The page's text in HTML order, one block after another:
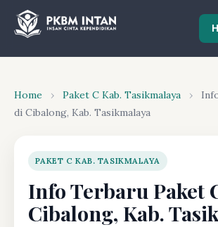
Home › Paket C Kab. Tasikmalaya ›
di Cibalong, Kab. Tasikmalaya
PAKET C KAB. TASIKMALAYA
Info Terbaru Paket
Cibalong, Kab.